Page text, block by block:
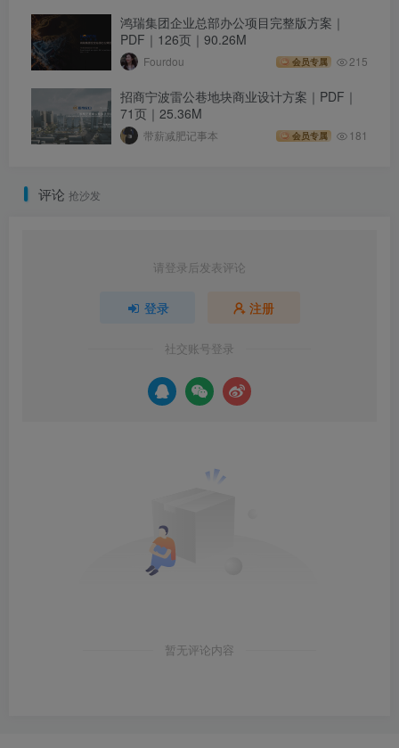
鸿瑞集团企业总部办公项目完整版方案｜
PDF｜126页｜90.26M
Fourdou 会员专属 215
招商宁波雷公巷地块商业设计方案｜PDF｜
71页｜25.36M
带薪减肥记事本 会员专属 181
评论 抢沙发
请登录后发表评论
登录 注册
社交账号登录
暂无评论内容